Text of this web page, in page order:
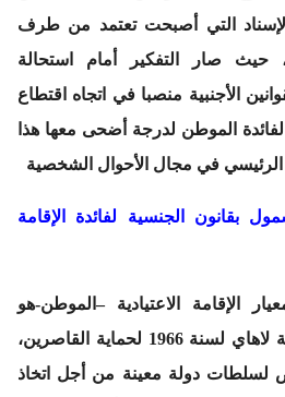
الإسناد التي أصبحت تعتمد من طرف
حيث صار التفكير أمام استحالة
الأجنبية منصبا في اتجاه اقتطاع
الموطن لدرجة أضحى معها هذا
الرئيسي في مجال الأحوال الشخصية
بقانون الجنسية لفائدة الإقامة
الإقامة الاعتيادية –الموطن-هو
الضابط الأساس في اتفاقية لاهاي لسنة 1966 لحماية القاصرين،
لسلطات دولة معينة من أجل اتخاذ